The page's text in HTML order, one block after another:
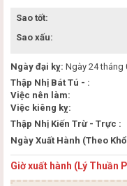
Sao tốt:
Sao xấu:
Ngày đại kỵ: Ngày 24 tháng
Thập Nhị Bát Tú - :
Việc nên làm:
Việc kiêng kỵ:
Thập Nhị Kiến Trừ - Trực :
Ngày Xuất Hành (Theo
Giờ xuất hành (Lý Thuần